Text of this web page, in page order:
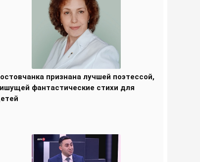
признана лучшей поэтессой,
фантастические стихи для